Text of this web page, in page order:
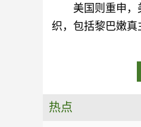
美国则重申，
织，包括黎巴嫩真
热点